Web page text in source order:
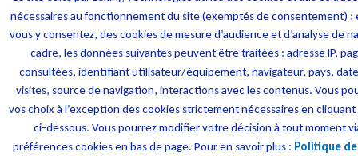
nécessaires au fonctionnement du site (exemptés de consentement) ;
vous y consentez, des cookies de mesure d’audience et d’analyse de
cadre, les données suivantes peuvent être traitées : adresse IP,
consultées, identifiant utilisateur/équipement, navigateur, pays,
visites, source de navigation, interactions avec les contenus. Vous
vos choix à l’exception des cookies strictement nécessaires en cliquant
ci-dessous. Vous pourrez modifier votre décision à tout moment
préférences cookies en bas de page. Pour en savoir plus : Politique